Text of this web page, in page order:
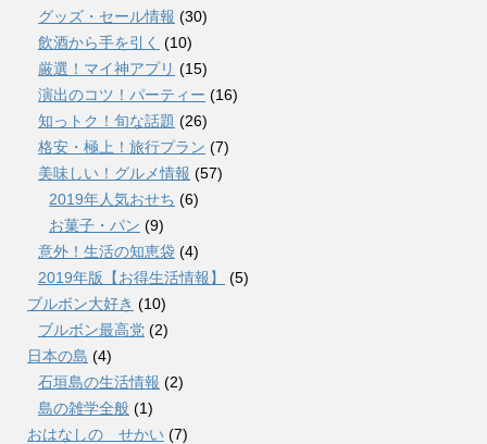
グッズ・セール情報 (30)
飲酒から手を引く (10)
厳選！マイ神アプリ (15)
演出のコツ！パーティー (16)
知っトク！旬な話題 (26)
格安・極上！旅行プラン (7)
美味しい！グルメ情報 (57)
2019年人気おせち (6)
お菓子・パン (9)
意外！生活の知恵袋 (4)
2019年版【お得生活情報】
(5)
ブルボン大好き (10)
ブルボン最高党 (2)
日本の島 (4)
石垣島の生活情報 (2)
島の雑学全般 (1)
おはなしの せかい (7)